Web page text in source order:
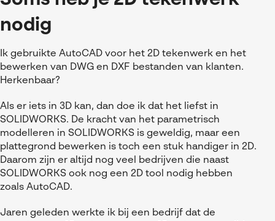
myCADtools
myPDMtools
nodig
Ik gebruikte AutoCAD voor het 2D tekenwerk en het
bewerken van DWG en DXF bestanden van klanten.
Herkenbaar?
Als er iets in 3D kan, dan doe ik dat het liefst in
SOLIDWORKS. De kracht van het parametrisch
modelleren in SOLIDWORKS is geweldig, maar een
plattegrond bewerken is toch een stuk handiger in 2D.
Daarom zijn er altijd nog veel bedrijven die naast
SOLIDWORKS ook nog een 2D tool nodig hebben
zoals AutoCAD.
Jaren geleden werkte ik bij een bedrijf dat de